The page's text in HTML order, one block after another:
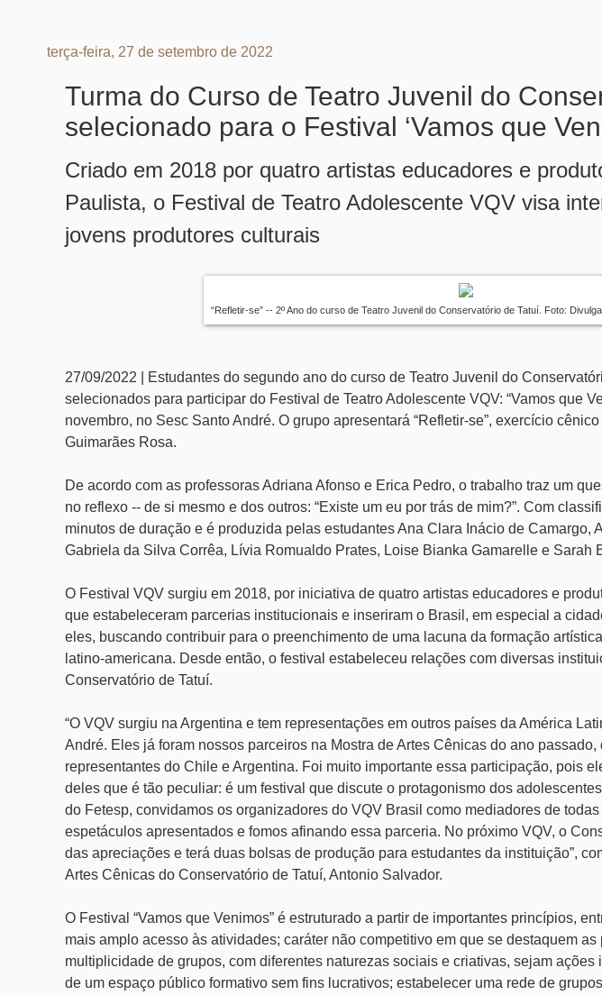
terça-feira, 27 de setembro de 2022
Turma do Curso de Teatro Juvenil do
selecionado para o Festival ‘Vamos que
Criado em 2018 por quatro artistas educadores e
Paulista, o Festival de Teatro Adolescente VQV visa
jovens produtores culturais
“Refletir-se” -- 2º Ano do curso de Teatro Juvenil do Conservatório de Tatuí. Foto:
27/09/2022 | Estudantes do segundo ano do curso de Teatro Juvenil do
selecionados para participar do Festival de Teatro Adolescente VQV: “Vamos que
novembro, no Sesc Santo André. O grupo apresentará “Refletir-se”, exercício
Guimarães Rosa.
De acordo com as professoras Adriana Afonso e Erica Pedro, o trabalho traz um
no reflexo -- de si mesmo e dos outros: “Existe um eu por trás de mim?”. Com
minutos de duração e é produzida pelas estudantes Ana Clara Inácio de Camargo,
Gabriela da Silva Corrêa, Lívia Romualdo Prates, Loise Bianka Gamarelle e Sarah
O Festival VQV surgiu em 2018, por iniciativa de quatro artistas educadores e
que estabeleceram parcerias institucionais e inseriram o Brasil, em especial a
eles, buscando contribuir para o preenchimento de uma lacuna da formação
latino-americana. Desde então, o festival estabeleceu relações com diversas
Conservatório de Tatuí.
“O VQV surgiu na Argentina e tem representações em outros países da América
André. Eles já foram nossos parceiros na Mostra de Artes Cênicas do ano
representantes do Chile e Argentina. Foi muito importante essa participação, pois
deles que é tão peculiar: é um festival que discute o protagonismo dos
do Fetesp, convidamos os organizadores do VQV Brasil como mediadores de
espetáculos apresentados e fomos afinando essa parceria. No próximo VQV, o
das apreciações e terá duas bolsas de produção para estudantes da instituição”,
Artes Cênicas do Conservatório de Tatuí, Antonio Salvador.
O Festival “Vamos que Venimos” é estruturado a partir de importantes princípios,
mais amplo acesso às atividades; caráter não competitivo em que se destaquem
multiplicidade de grupos, com diferentes naturezas sociais e criativas, sejam
de um espaço público formativo sem fins lucrativos; estabelecer uma rede de